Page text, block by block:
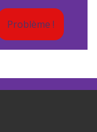
Problème !